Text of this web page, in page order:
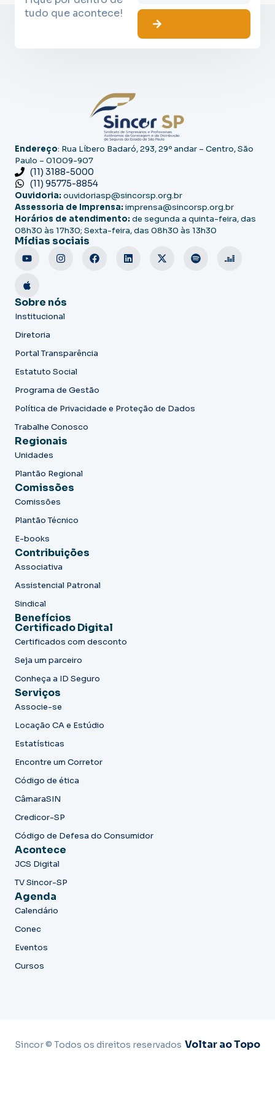
tudo que acontece!
Endereço: Rua Líbero Badaró, 293, 29º andar – Centro, São
Paulo – 01009-907
(11) 3188-5000
(11) 95775-8854
Ouvidoria: ouvidoriasp@sincorsp.org.br
Assessoria de Imprensa: imprensa@sincorsp.org.br
Horários de atendimento: de segunda a quinta-feira, das
08h30 às 17h30; Sexta-feira, das 08h30 às 13h30
Mídias sociais
Sobre nós
Institucional
Diretoria
Portal Transparência
Estatuto Social
Programa de Gestão
Política de Privacidade e Proteção de Dados
Trabalhe Conosco
Regionais
Unidades
Plantão Regional
Comissões
Comissões
Plantão Técnico
E-books
Contribuições
Associativa
Assistencial Patronal
Sindical
Benefícios
Certificado Digital
Certificados com desconto
Seja um parceiro
Conheça a ID Seguro
Serviços
Associe-se
Locação CA e Estúdio
Estatísticas
Encontre um Corretor
Código de ética
CâmaraSIN
Credicor-SP
Código de Defesa do Consumidor
Acontece
JCS Digital
TV Sincor-SP
Agenda
Calendário
Conec
Eventos
Cursos
Sincor © Todos os direitos reservados Voltar ao Topo